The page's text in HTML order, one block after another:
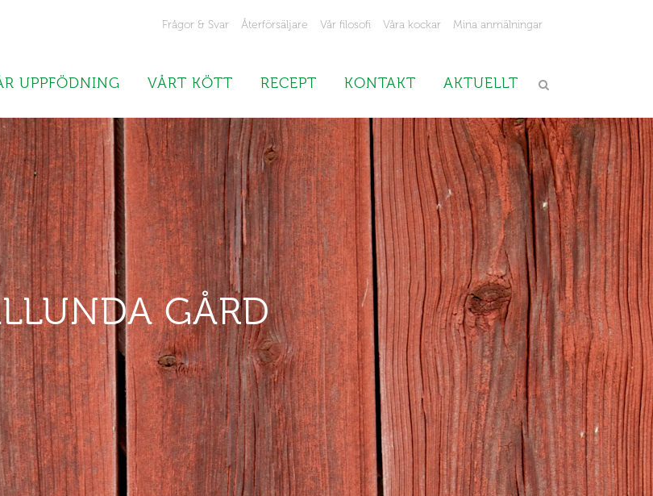
Frågor & Svar Återförsäljare Vår filosofi Våra kockar Mina anmälningar
UPPFÖDNING VÅRT KÖTT RECEPT KONTAKT AKTUELLT
GÅRD